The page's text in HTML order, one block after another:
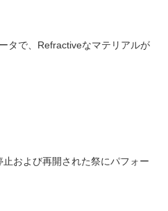
タで、Refractiveなマテリアルが
および再開された祭にパフォー